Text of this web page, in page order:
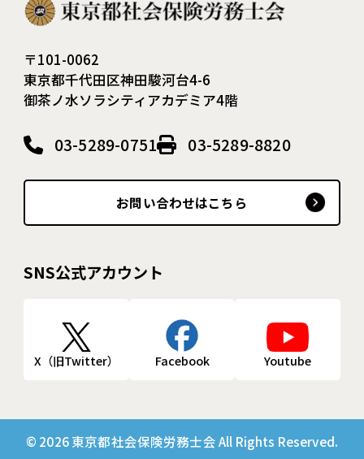
〒101-0062
東京都千代田区神田駿河台4-6
御茶ノ水ソラシティアカデミア4階
03-5289-0751 03-5289-8820
お問い合わせはこちら
SNS公式アカウント
X（旧Twitter） Facebook Youtube
© 2026 東京都社会保険労務士会 All Rights Reserved.